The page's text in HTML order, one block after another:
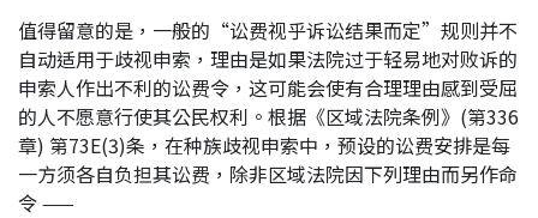
社区投入
应届毕业生招聘
值得留意的是，一般的“讼费视乎诉讼结果而定”规则并不
自动适用于歧视申索，理由是如果法院过于轻易地对败诉的
申索人作出不利的讼费令，这可能会使有合理理由感到受屈
的人不愿意行使其公民权利。根据《区域法院条例》(第336
章) 第73E(3)条，在种族歧视申索中，预设的讼费安排是每
一方须各自负担其讼费，除非区域法院因下列理由而另作命
令 ——